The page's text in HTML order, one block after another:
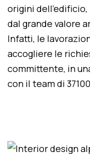
origini dell'edificio,
dal grande valore
Infatti, le
accogliere le
committente, in
con il team di